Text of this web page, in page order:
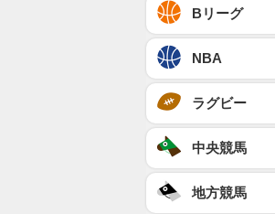
Bリーグ
NBA
ラグビー
中央競馬
地方競馬